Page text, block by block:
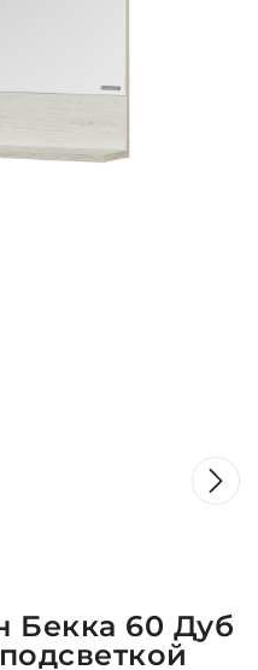
Бекка 60 Дуб